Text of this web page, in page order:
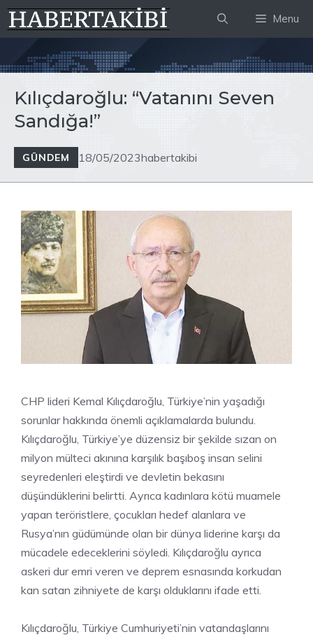
İçeriğe
atla
Menu
Kılıçdaroğlu: “Vatanını Seven
Sandığa!”
GÜNDEM 18/05/2023habertakibi
CHP lideri Kemal Kılıçdaroğlu, Türkiye’nin yaşadığı
sorunlar hakkında önemli açıklamalarda bulundu.
Kılıçdaroğlu, Türkiye’ye düzensiz bir şekilde sızan on
milyon mülteci akınına karşılık başıboş insan selini
seyredenleri eleştirdi ve devletin bekasını
düşündüklerini belirtti. Ayrıca kadınlara kötü muamele
yapan teröristlere, çocukları hedef alanlara ve
Rusya’nın güdümünde olan bir dünya liderine karşı da
mücadele edeceklerini söyledi. Kılıçdaroğlu ayrıca
askeri dur emri veren ve deprem esnasında korkudan
kan satan zihniyete de karşı olduklarını ifade etti.
Kılıçdaroğlu, Türkiye Cumhuriyeti’nin vatandaşlarını